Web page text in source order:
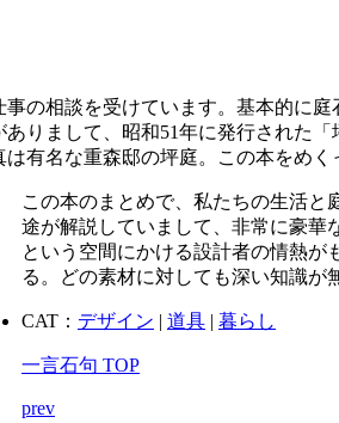
の相談を受けています。基本的に
りまして、昭和51年に発行された
有名な重森邸の坪庭。この本をめ
この本のまとめで、私たちの生活
途が解説していまして、非常に豪華
という空間にかける設計者の情熱が
る。どの素材に対しても深い知識が
CAT： デザイン | 道具 | 暮らし
一言石句 TOP
prev